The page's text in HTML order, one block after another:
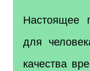
Настоящее
для
качества